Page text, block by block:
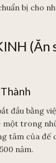
bị cho
(Ăn
đầu bằng
một trong
tâm của đế
năm.